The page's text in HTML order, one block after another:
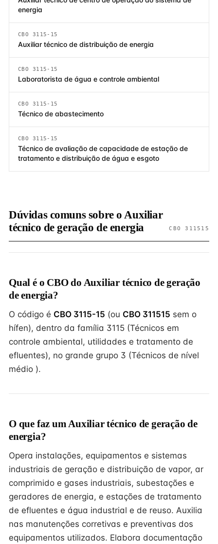
energia
CBO 3115-15
Auxiliar técnico de distribuição de energia
CBO 3115-15
Laboratorista de água e controle ambiental
CBO 3115-15
Técnico de abastecimento
CBO 3115-15
Técnico de avaliação de capacidade de estação de
tratamento e distribuição de água e esgoto
Dúvidas comuns sobre o Auxiliar
técnico de geração de energia
CBO 311515
Qual é o CBO do Auxiliar técnico de geração
de energia?
O código é CBO 3115-15 (ou CBO 311515 sem o
hífen), dentro da família 3115 (Técnicos em
controle ambiental, utilidades e tratamento de
efluentes), no grande grupo 3 (Técnicos de nível
médio ).
O que faz um Auxiliar técnico de geração de
energia?
Opera instalações, equipamentos e sistemas
industriais de geração e distribuição de vapor, ar
comprimido e gases industriais, subestações e
geradores de energia, e estações de tratamento
de efluentes e água industrial e de reuso. Auxilia
nas manutenções corretivas e preventivas dos
equipamentos utilizados. Elabora documentação